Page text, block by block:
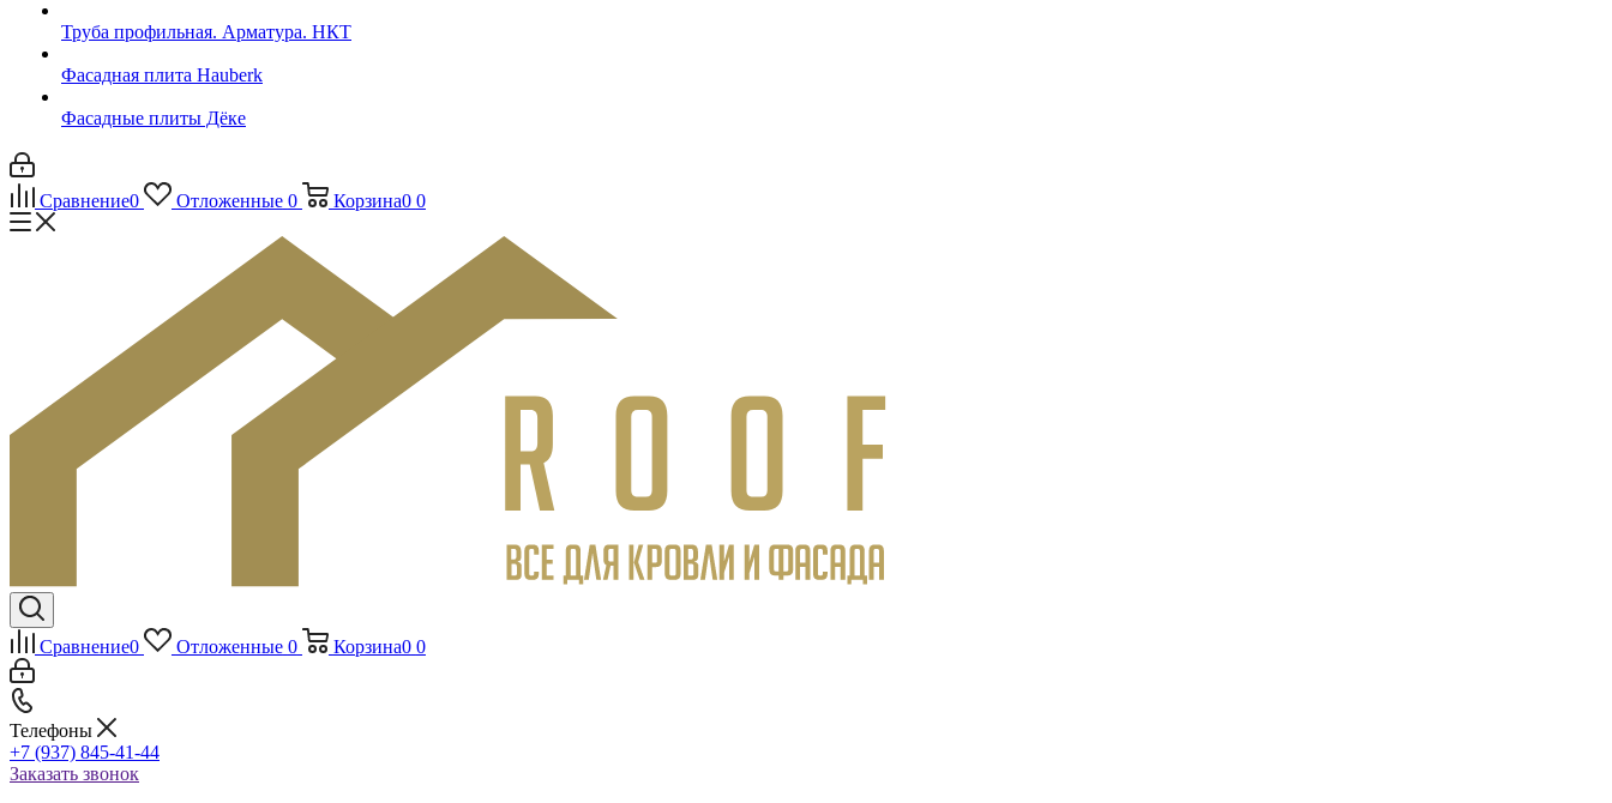
Труба профильная. Арматура. НКТ
Фасадная плита Hauberk
Фасадные плиты Дёке
Сравнение0 Отложенные 0 Корзина0 0
Сравнение0 Отложенные 0 Корзина0 0
Телефоны
+7 (937) 845-41-44
Заказать звонок